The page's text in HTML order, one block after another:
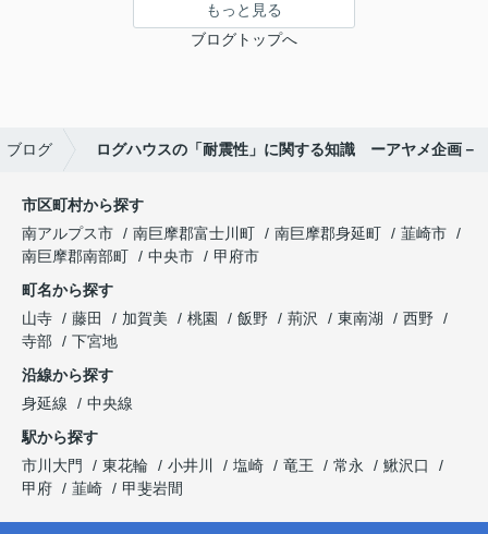
もっと見る
ブログトップへ
ブログ ログハウスの「耐震性」に関する知識 ーアヤメ企画－
市区町村から探す
南アルプス市
南巨摩郡富士川町 南巨摩郡身延町
韮崎市
南巨摩郡南部町
中央市
甲府市
町名から探す
山寺
藤田 加賀美 桃園 飯野 荊沢 東南湖
西野
寺部
下宮地
沿線から探す
身延線
中央線
駅から探す
市川大門
東花輪 小井川 塩崎 竜王 常永
鰍沢口
甲府
韮崎 甲斐岩間